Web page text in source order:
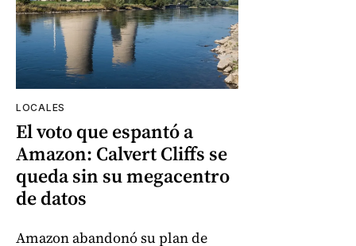
LOCALES
El voto que espantó a
Amazon: Calvert Cliffs se
queda sin su megacentro
de datos
Amazon abandonó su plan de